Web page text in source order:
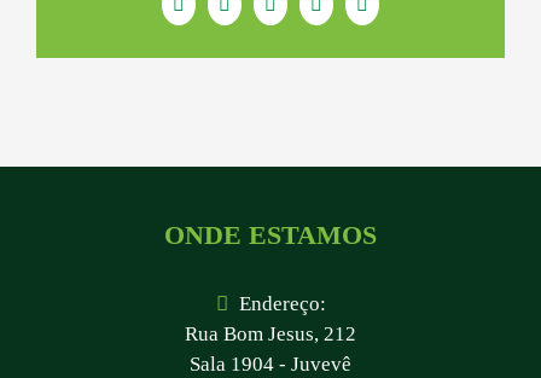
FacebookTwitterLinkedInWhatsApp
E-
mail
ONDE ESTAMOS
Endereço:
Rua Bom Jesus, 212
Sala 1904 - Juvevê